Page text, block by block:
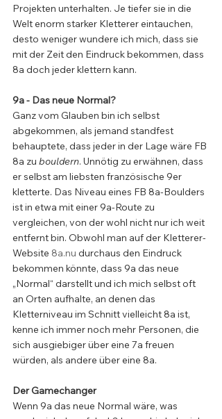
Projekten unterhalten. Je tiefer sie in die
Welt enorm starker Kletterer eintauchen,
desto weniger wundere ich mich, dass sie
mit der Zeit den Eindruck bekommen, dass
8a doch jeder klettern kann.
9a - Das neue Normal?
Ganz vom Glauben bin ich selbst
abgekommen, als jemand standfest
behauptete, dass jeder in der Lage wäre FB
8a zu bouldern. Unnötig zu erwähnen, dass
er selbst am liebsten französische 9er
kletterte. Das Niveau eines FB 8a-Boulders
ist in etwa mit einer 9a-Route zu
vergleichen, von der wohl nicht nur ich weit
entfernt bin. Obwohl man auf der Kletterer-
Website 8a.nu durchaus den Eindruck
bekommen könnte, dass 9a das neue
„Normal“ darstellt und ich mich selbst oft
an Orten aufhalte, an denen das
Kletterniveau im Schnitt vielleicht 8a ist,
kenne ich immer noch mehr Personen, die
sich ausgiebiger über eine 7a freuen
würden, als andere über eine 8a.
Der Gamechanger
Wenn 9a das neue Normal wäre, was